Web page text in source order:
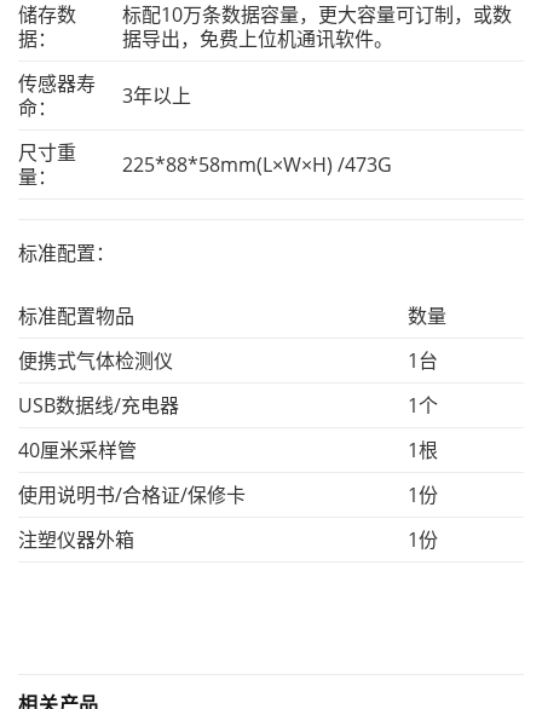
储存数
据：
标配10万条数据容量，更大容量可订制，或数
据导出，免费上位机通讯软件。
传感器寿
命：
3年以上
尺寸重
量：
225*88*58mm(L×W×H) /473G
标准配置：
标准配置物品
数量
便携式气体检测仪
1台
USB数据线/充电器
1个
40厘米采样管
1根
使用说明书/合格证/保修卡
1份
注塑仪器外箱
1份